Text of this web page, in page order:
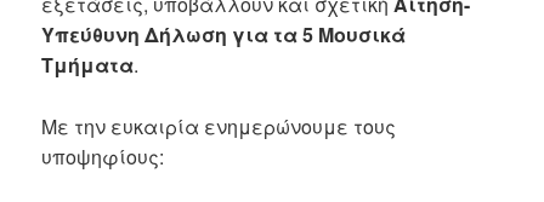
Υπεύθυνη Δήλωση για τα 5 Μουσικά
Τμήματα.
Με την ευκαιρία ενημερώνουμε τους
υποψηφίους: